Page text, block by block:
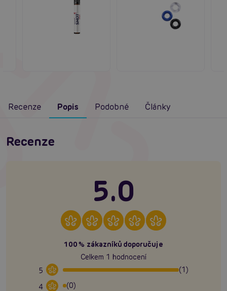
Recenze Popis Podobné Články
Recenze
5.0
100% zákazníků doporučuje
Celkem 1 hodnocení
5
(1)
4
(0)